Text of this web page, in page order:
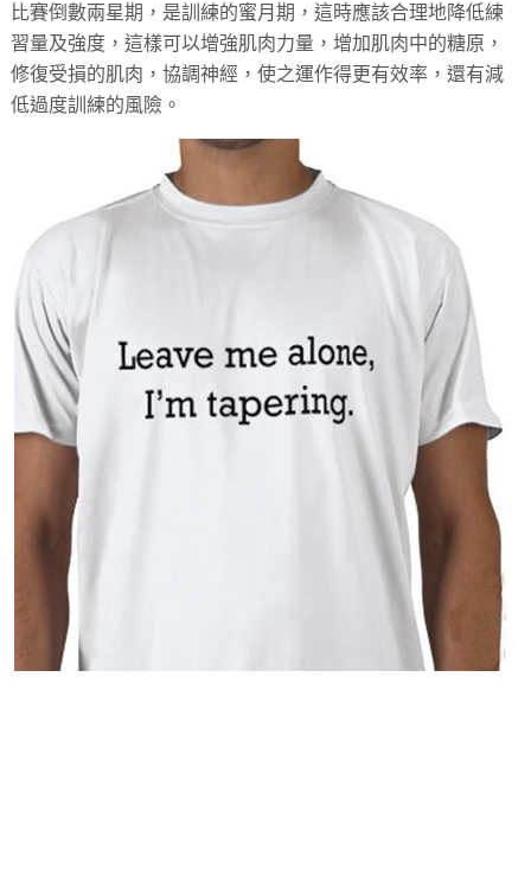
比賽倒數兩星期，是訓練的蜜月期，這時應該合理地降低練
習量及強度，這樣可以增強肌肉力量，增加肌肉中的糖原，
修復受損的肌肉，協調神經，使之運作得更有效率，還有減
低過度訓練的風險。